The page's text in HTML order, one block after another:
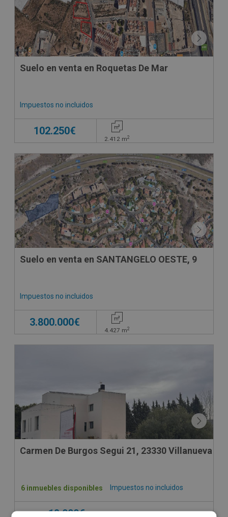
Suelo en venta en Roquetas De Mar
Impuestos no incluidos
102.250€
2.412 m2
Suelo en venta en SANTANGELO OESTE, 9
Impuestos no incluidos
3.800.000€
4.427 m2
Carmen De Burgos Segui 21, 23330
Impuestos no incluidos
6 inmuebles disponibles
18.000€